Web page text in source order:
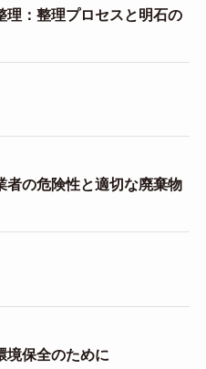
理：整理プロセスと明石の
者の危険性と適切な廃棄物
境保全のために